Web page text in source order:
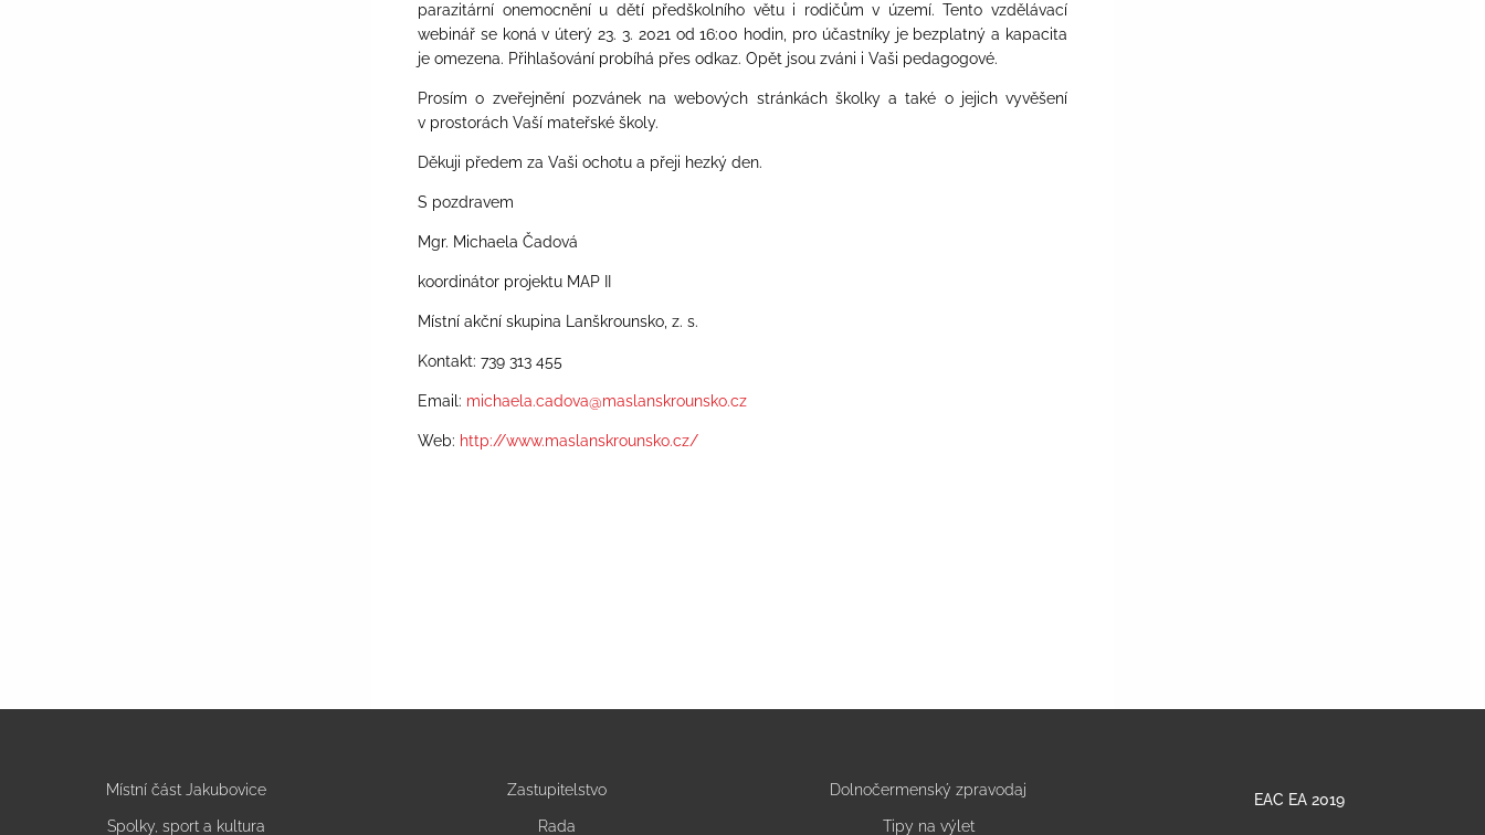
parazitární onemocnění u dětí předškolního větui rodičům v území. Tento vzdělávací
webinář se koná v úterý 23. 3. 2021 od 16:00 hodin, pro účastníky je bezplatný a kapacita
je omezena. Přihlašování probíhá přes odkaz. Opět jsou zváni i Vaši pedagogové.
Prosím o zveřejnění pozvánek na webových stránkách školky a také o jejich vyvěšení
v prostorách Vaší mateřské školy.
Děkuji předem za Vaši ochotu a přeji hezký den.
S pozdravem
Mgr. Michaela Čadová
koordinátor projektu MAP II
Místní akční skupina Lanškrounsko, z. s.
Kontakt: 739 313 455
Email: michaela.cadova@maslanskrounsko.cz
Web: http://www.maslanskrounsko.cz/
Místní část Jakubovice
Spolky, sport a kultura
Zastupitelstvo
Rada
Dolnočermenský zpravodaj
Tipy na výlet
EAC EA 2019